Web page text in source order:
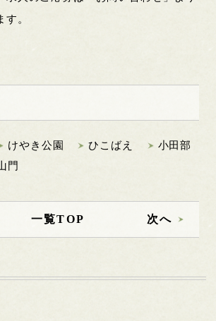
。
けやき公園 ひこばえ
小田部
門
一覧TOP 次へ